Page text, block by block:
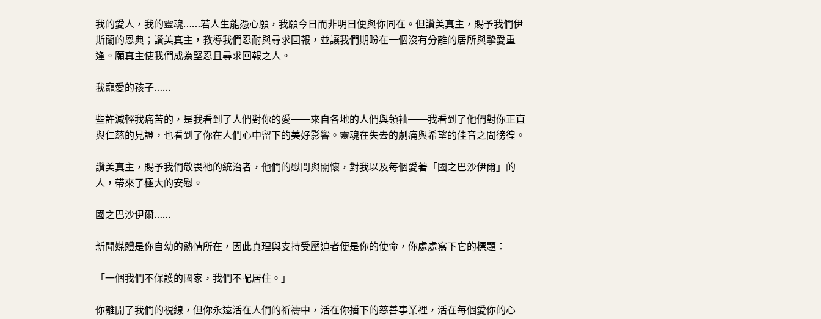
我的愛人，我的靈魂……若人生能憑心願，我願今日而非明日便與你同在。但讚美真主，賜予我們伊
斯蘭的恩典；讚美真主，教導我們忍耐與尋求回報，並讓我們期盼在一個沒有分離的居所與摯愛重
逢。願真主使我們成為堅忍且尋求回報之人。
我寵愛的孩子……
些許減輕我痛苦的，是我看到了人們對你的愛——來自各地的人們與領袖——我看到了他們對你正直
與仁慈的見證，也看到了你在人們心中留下的美好影響。靈魂在失去的劇痛與希望的佳音之間徬徨。
讚美真主，賜予我們敬畏祂的統治者，他們的慰問與關懷，對我以及每個愛著「國之巴沙伊爾」的
人，帶來了極大的安慰。
國之巴沙伊爾……
新聞媒體是你自幼的熱情所在，因此真理與支持受壓迫者便是你的使命，你處處寫下它的標題：
「一個我們不保護的國家，我們不配居住。」
你離開了我們的視線，但你永遠活在人們的祈禱中，活在你播下的慈善事業裡，活在每個愛你的心